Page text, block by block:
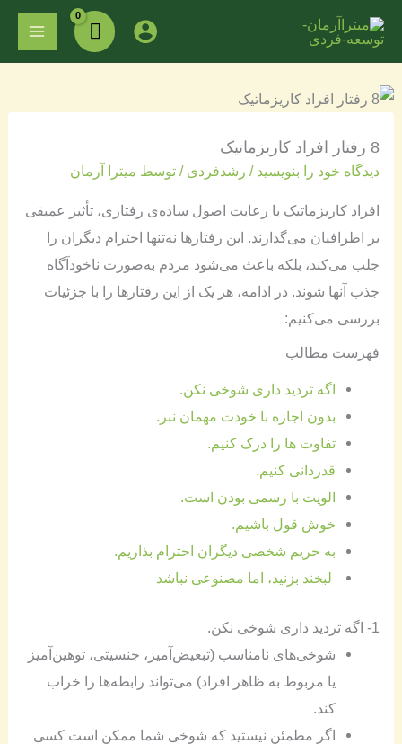
محتوا
8 رفتار افراد کاریزماتیک
دیدگاه‌ خود را بنویسید / رشدفردی / توسط میترا آرمان
افراد کاریزماتیک با رعایت اصول ساده‌ی رفتاری، تأثیر عمیقی
بر اطرافیان می‌گذارند. این رفتارها نه‌تنها احترام دیگران را
جلب می‌کند، بلکه باعث می‌شود مردم به‌صورت ناخودآگاه
جذب آنها شوند. در ادامه، هر یک از این رفتارها را با جزئیات
بررسی می‌کنیم:
فهرست مطالب
اگه تردید داری شوخی نکن.
بدون اجازه با خودت مهمان نبر.
تفاوت ها را درک کنیم.
قدردانی کنیم.
الویت با رسمی بودن است.
خوش قول باشیم.
به حریم شخصی دیگران احترام بذاریم.
لبخند بزنید، اما مصنوعی نباشد
1- اگه تردید داری شوخی نکن.
شوخی‌های نامناسب (تبعیض‌آمیز، جنسیتی، توهین‌آمیز
یا مربوط به ظاهر افراد) می‌تواند رابطه‌ها را خراب
کند.
اگر مطمئن نیستید که شوخی شما ممکن است کسی